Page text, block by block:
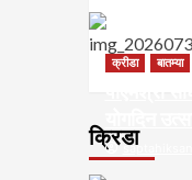
क्रिडा
क्रीडा बातम्या
पीएमश्री